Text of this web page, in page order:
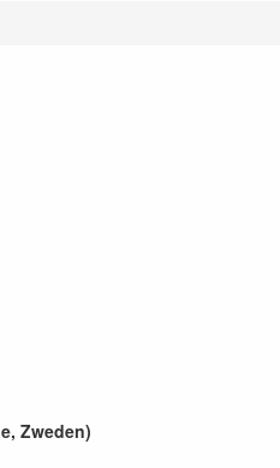
Zweden)